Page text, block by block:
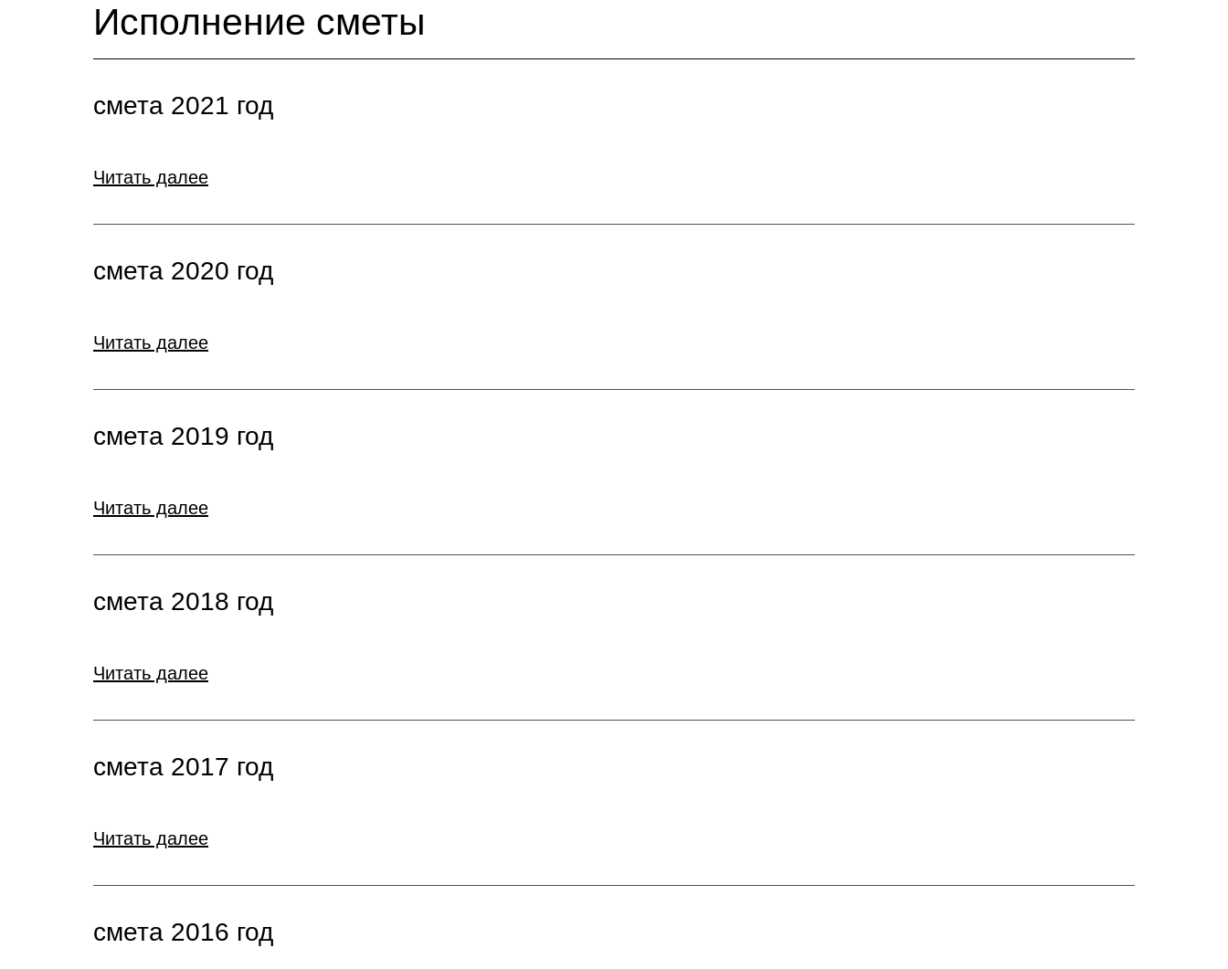
Исполнение сметы
смета 2021 год
Читать далее
смета 2020 год
Читать далее
смета 2019 год
Читать далее
смета 2018 год
Читать далее
смета 2017 год
Читать далее
смета 2016 год